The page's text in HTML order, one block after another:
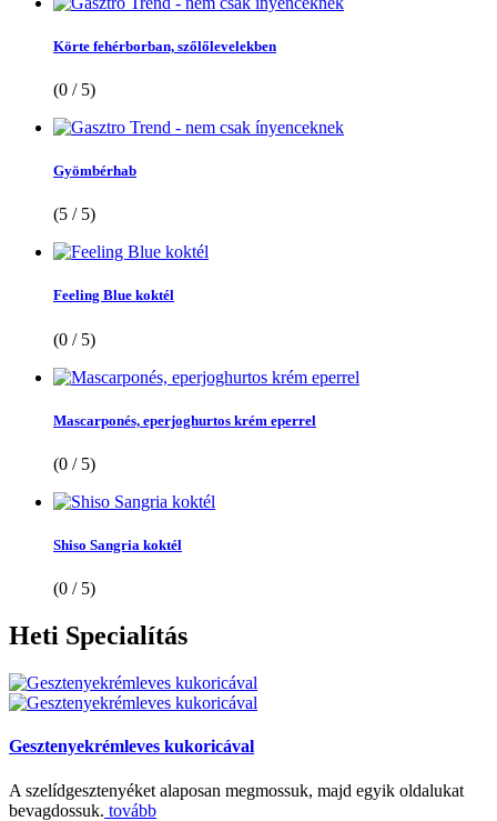
Körte fehérborban, szőlőlevelekben
(0 / 5)
Gyömbérhab
(5 / 5)
Feeling Blue koktél
(0 / 5)
Mascarponés, eperjoghurtos krém eperrel
(0 / 5)
Shiso Sangria koktél
(0 / 5)
Heti Specialítás
Gesztenyekrémleves kukoricával
A szelídgesztenyéket alaposan megmossuk, majd egyik oldalukat
bevagdossuk. tovább